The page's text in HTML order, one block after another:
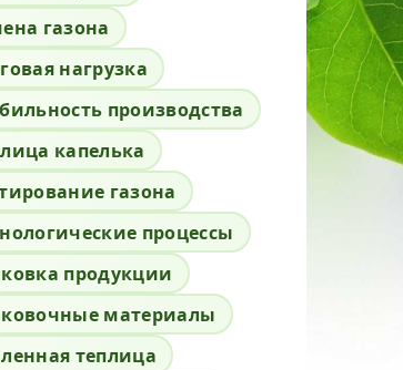
газона
нагрузка
производства
капелька
газона
процессы
продукции
материалы
теплица